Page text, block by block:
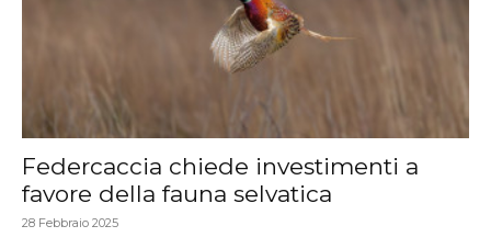
Federcaccia chiede investimenti a
favore della fauna selvatica
28 Febbraio 2025